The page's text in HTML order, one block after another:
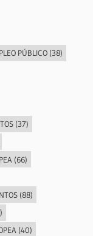
PÚBLICO(38)
(37)
(66)
(88)
(40)